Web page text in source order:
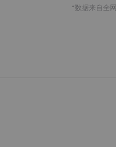
*数据来自全